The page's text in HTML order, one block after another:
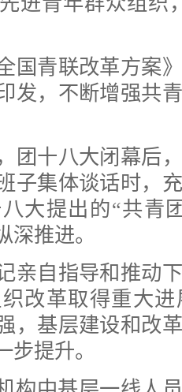
青联改革方案》
发，不断增强共
十八大闭幕后
子集体谈话时，
大提出的“共青
推进。
自指导和推动下
改革取得重大
，基层建设和改
提升。